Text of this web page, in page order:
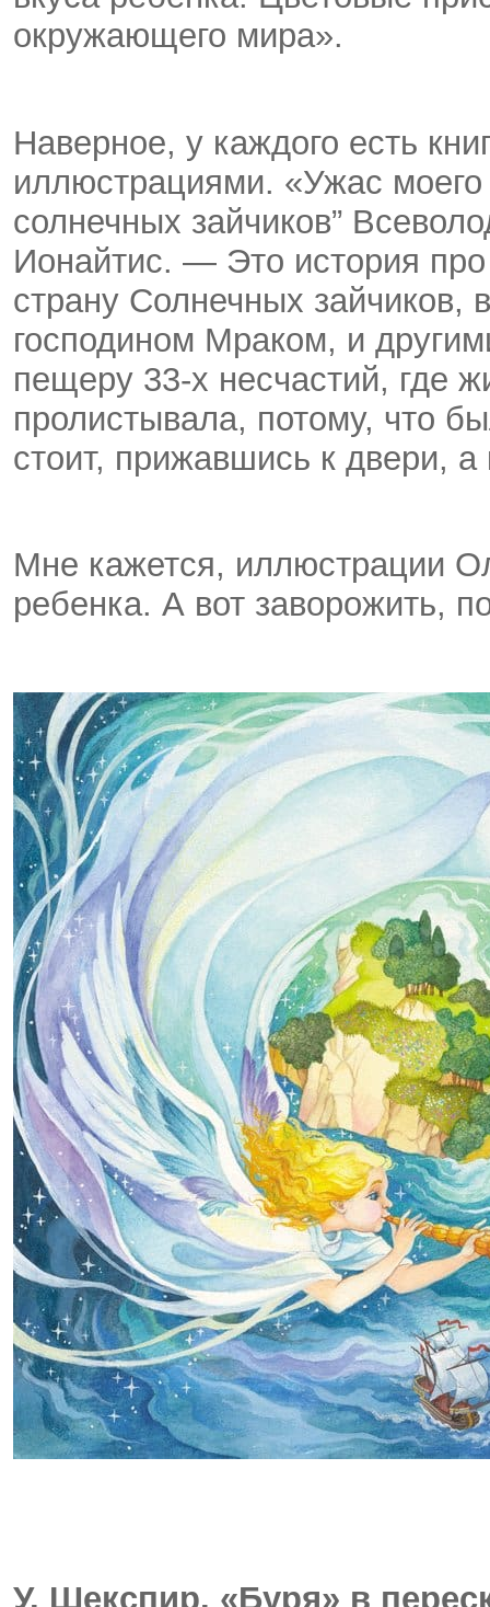
окружающего мира».
Наверное, у каждого есть
иллюстрациями. «Ужас
солнечных зайчиков”
Ионайтис. — Это история
страну Солнечных зайчиков,
господином Мраком, и
пещеру 33-х несчастий, где
пролистывала, потому, что
стоит, прижавшись к двери, а
Мне кажется, иллюстрации
ребенка. А вот заворожить,
У. Шекспир. «Буря» в